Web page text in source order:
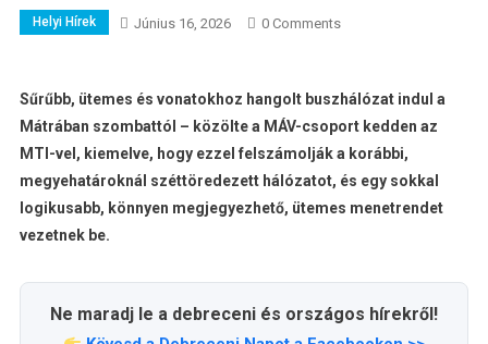
Helyi Hírek Június 16, 2026 0 Comments
Sűrűbb, ütemes és vonatokhoz hangolt buszhálózat indul a
Mátrában szombattól – közölte a MÁV-csoport kedden az
MTI-vel, kiemelve, hogy ezzel felszámolják a korábbi,
megyehatároknál széttöredezett hálózatot, és egy sokkal
logikusabb, könnyen megjegyezhető, ütemes menetrendet
vezetnek be.
Ne maradj le a debreceni és országos hírekről!